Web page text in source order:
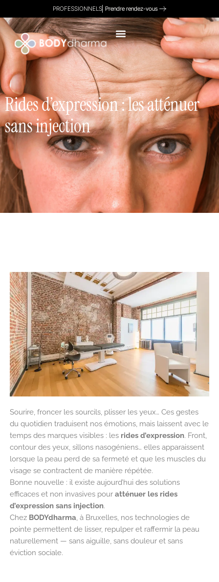
PROFESSIONNELS Prendre rendez-vous
Rides d’expression : les atténuer
sans injection
Sourire, froncer les sourcils, plisser les yeux… Ces gestes
du quotidien traduisent nos émotions, mais laissent avec le
temps des marques visibles : les rides d’expression. Front,
contour des yeux, sillons nasogéniens… elles apparaissent
lorsque la peau perd de sa fermeté et que les muscles du
visage se contractent de manière répétée.
Bonne nouvelle : il existe aujourd’hui des solutions
efficaces et non invasives pour atténuer les rides
d’expression sans injection.
Chez BODYdharma, à Bruxelles, nos technologies de
pointe permettent de lisser, repulper et raffermir la peau
naturellement — sans aiguille, sans douleur et sans
éviction sociale.